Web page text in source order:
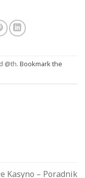
@th. Bookmark the
Kasyno – Poradnik